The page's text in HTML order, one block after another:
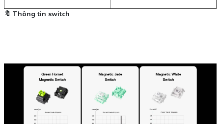
🔖 Thông tin switch